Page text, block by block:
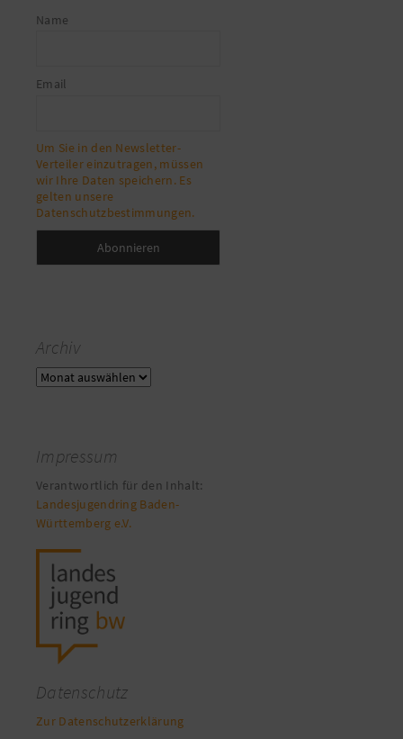
Name
Email
Um Sie in den Newsletter-
Verteiler einzutragen, müssen
wir Ihre Daten speichern. Es
gelten unsere
Datenschutzbestimmungen.
Archiv
Archiv
Impressum
Verantwortlich für den Inhalt:
Landesjugendring Baden-
Württemberg e.V.
Datenschutz
Zur Datenschutzerklärung